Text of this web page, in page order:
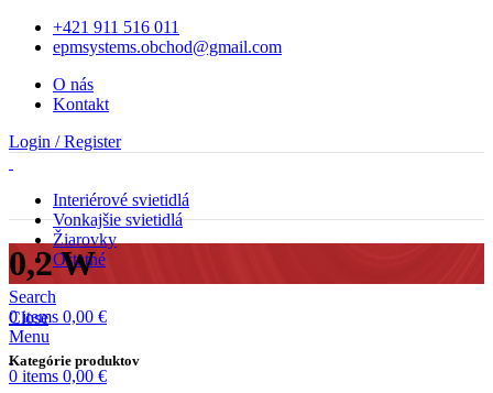
+421 911 516 011
epmsystems.obchod@gmail.com
O nás
Kontakt
Login / Register
Interiérové svietidlá
Vonkajšie svietidlá
Žiarovky
Ostatné
Search
0items 0,00 €
Menu
0 items 0,00 €
0,2 W
Close
Kategórie produktov